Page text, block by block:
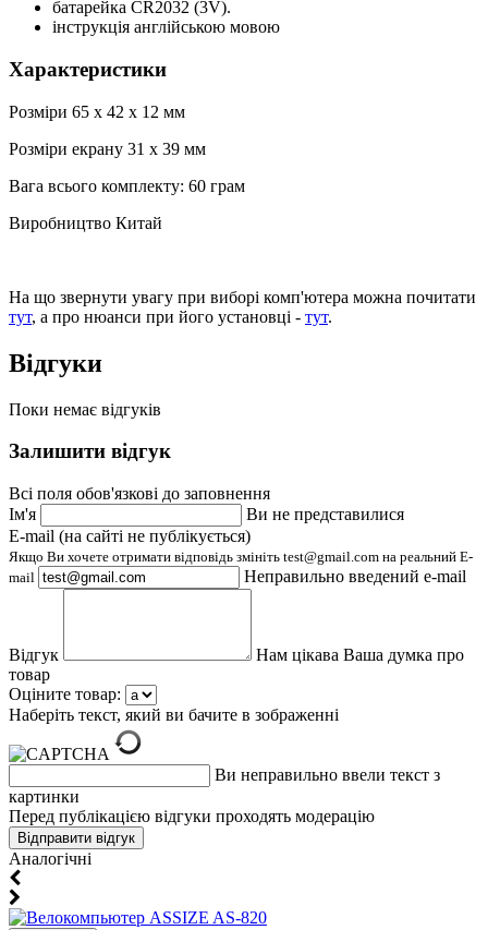
батарейка CR2032 (3V).
інструкція англійською мовою
Характеристики
Розміри 65 х 42 х 12 мм
Розміри екрану 31 х 39 мм
Вага всього комплекту: 60 грам
Виробництво Китай
На що звернути увагу при виборі комп'ютера можна почитати
тут, а про нюанси при його установці - тут.
Відгуки
Поки немає відгуків
Залишити відгук
Всі поля обов'язкові до заповнення
Ім'я
Ви не представилися
E-mail (на сайті не публікується)
Якщо Ви хочете отримати відповідь змініть test@gmail.com на реальний E-
mail
Неправильно введений e-mail
Відгук
Нам цікава Ваша думка про
товар
Оціните товар:
Наберіть текст, який ви бачите в зображенні
Ви неправильно ввели текст з
картинки
Перед публікацією відгуки проходять модерацію
Aналогічні